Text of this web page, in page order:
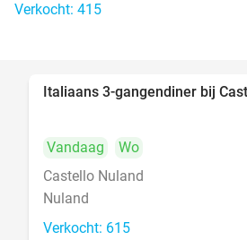
Verkocht: 415
Italiaans 3-gangendiner bij
Vandaag
Wo
Castello Nuland
Nuland
Verkocht: 615